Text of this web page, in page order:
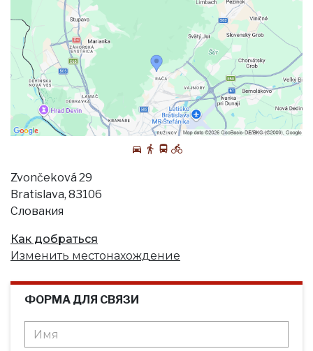
Zvončeková 29
Bratislava, 83106
Словакия
Как добраться
Изменить местонахождение
ФОРМА ДЛЯ СВЯЗИ